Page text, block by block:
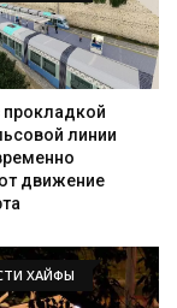
прокладкой
линии
движение
ХАЙФЫ